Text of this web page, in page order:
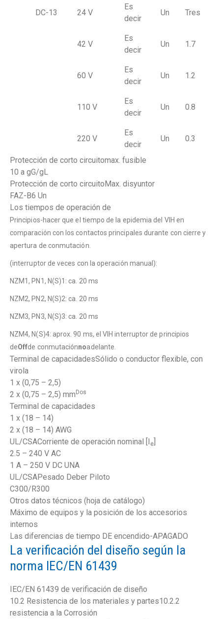
DC-13 24 V
Es
decir
Un Tres
42 V
Es
decir
Un 1.7
60 V
Es
decir
Un 1.2
110 V
Es
decir
Un 0.8
220 V
Es
decir
Un 0.3
Protección de corto circuitomax. fusible
10 a gG/gL
Protección de corto circuitoMax. disyuntor
FAZ-B6 Un
Los tiempos de operación de
Principios-hacer que el tiempo de la epidemia del VIH en
comparación con los contactos principales durante con cierre y
apertura de conmutación.
(interruptor de veces con la operación manual):
NZM1, PN1, N(S)1: ca. 20 ms
NZM2, PN2, N(S)2: ca. 20 ms
NZM3, PN3, N(S)3: ca. 20 ms
NZM4, N(S)4: aprox. 90 ms, el VIH interruptor de principios
deOffde conmutaciónnoadelante.
Terminal de capacidadesSólido o conductor flexible, con
virola
1 x (0,75 – 2,5)
2 x (0,75 – 2,5) mm Dos
Terminal de capacidades
1 x (18 – 14)
2 x (18 – 14) AWG
UL/CSACorriente de operación nominal [I e
2.5 – 240 V AC
1 A – 250 V DC UNA
UL/CSAPesado Deber Piloto
C300/R300
Otros datos técnicos (hoja de catálogo)
Máximo de equipos y la posición de los accesorios
internos
Las diferencias de tiempo DE encendido-APAGADO
La verificación del diseño según la
norma IEC/EN 61439
IEC/EN 61439 de verificación de diseño
10.2 Resistencia de los materiales y partes10.2.2
resistencia a la Corrosión